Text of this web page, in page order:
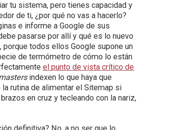
tu sistema, pero tienes capacidad y
de ti, ¿por qué no vas a hacerlo?
e informe a Google de sus
pasarse por allí y qué es lo nuevo
porque todos ellos Google supone un
de termómetro de cómo lo están
el punto de vista crítico de
indexen lo que haya que
la rutina de alimentar el Sitemap si
en cruz y tecleando con la nariz,